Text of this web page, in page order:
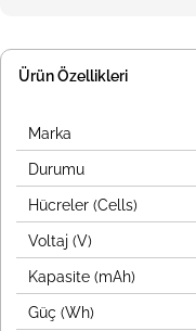
Ürün Özellikleri
Marka
Durumu
Hücreler (Cells)
Voltaj (V)
Kapasite (mAh)
Güç (Wh)